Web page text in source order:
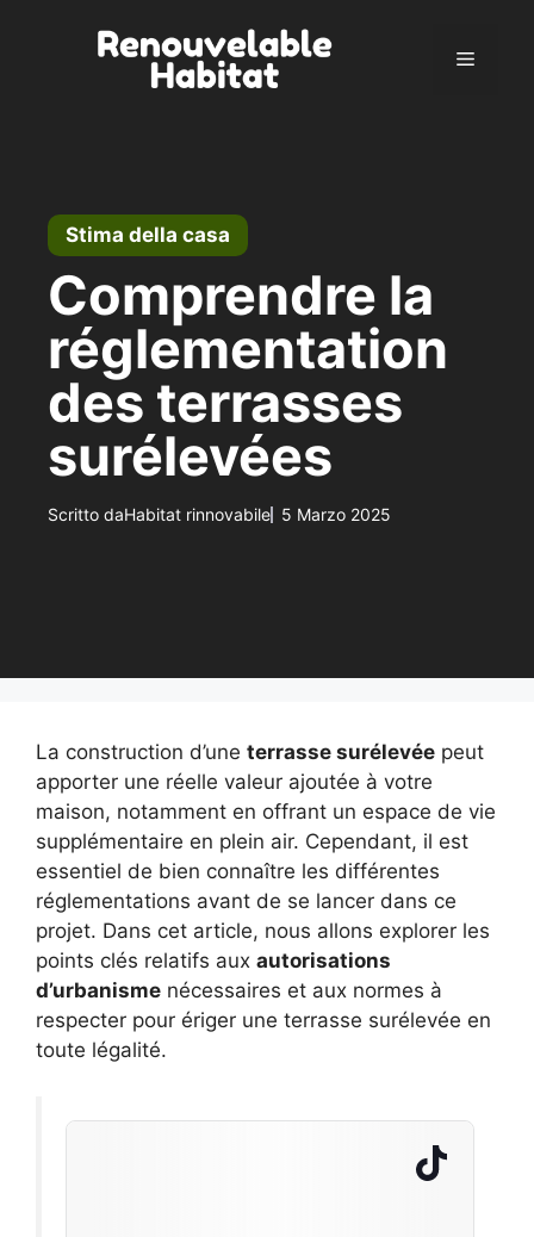
Menu
Stima della casa
Comprendre la
réglementation
des terrasses
surélevées
Scritto daHabitat rinnovabile 5 Marzo 2025
La construction d’une terrasse surélevée peut
apporter une réelle valeur ajoutée à votre
maison, notamment en offrant un espace de vie
supplémentaire en plein air. Cependant, il est
essentiel de bien connaître les différentes
réglementations avant de se lancer dans ce
projet. Dans cet article, nous allons explorer les
points clés relatifs aux autorisations
d’urbanisme nécessaires et aux normes à
respecter pour ériger une terrasse surélevée en
toute légalité.